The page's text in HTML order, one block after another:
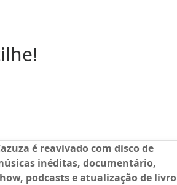
é reavivado com disco de
inéditas, documentário,
podcasts e atualização de livro